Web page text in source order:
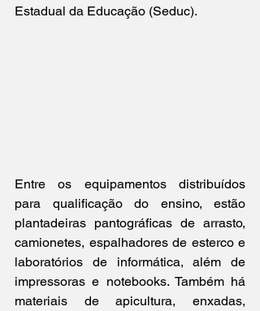
Estadual da Educação (Seduc).
Entre os equipamentos distribuídos
para qualificação do ensino, estão
plantadeiras pantográficas de arrasto,
camionetes, espalhadores de esterco e
laboratórios de informática, além de
impressoras e notebooks. Também há
materiais de apicultura, enxadas,